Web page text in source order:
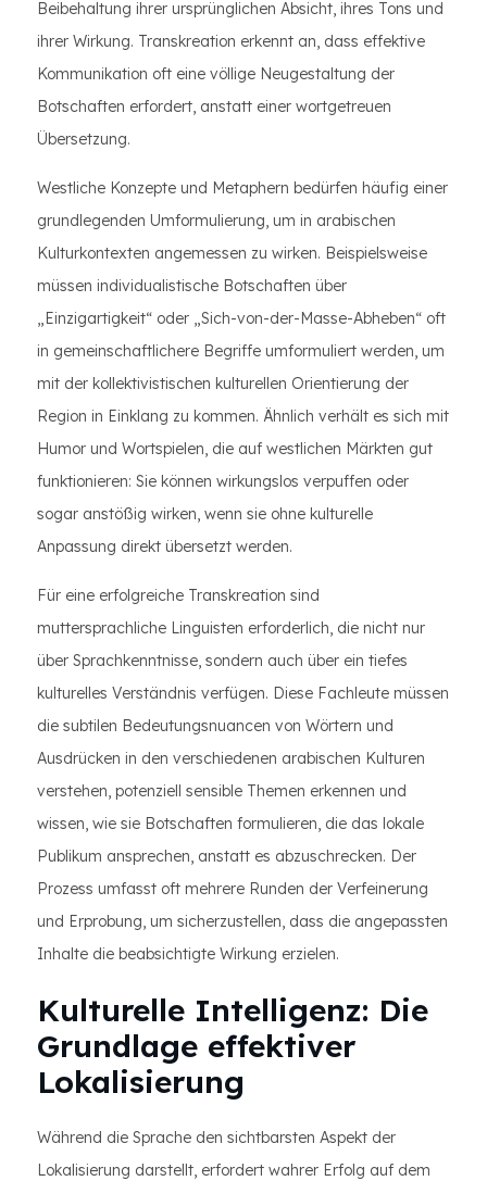
Beibehaltung ihrer ursprünglichen Absicht, ihres Tons und
ihrer Wirkung. Transkreation erkennt an, dass effektive
Kommunikation oft eine völlige Neugestaltung der
Botschaften erfordert, anstatt einer wortgetreuen
Übersetzung.
Westliche Konzepte und Metaphern bedürfen häufig einer
grundlegenden Umformulierung, um in arabischen
Kulturkontexten angemessen zu wirken. Beispielsweise
müssen individualistische Botschaften über
„Einzigartigkeit“ oder „Sich-von-der-Masse-Abheben“ oft
in gemeinschaftlichere Begriffe umformuliert werden, um
mit der kollektivistischen kulturellen Orientierung der
Region in Einklang zu kommen. Ähnlich verhält es sich mit
Humor und Wortspielen, die auf westlichen Märkten gut
funktionieren: Sie können wirkungslos verpuffen oder
sogar anstößig wirken, wenn sie ohne kulturelle
Anpassung direkt übersetzt werden.
Für eine erfolgreiche Transkreation sind
muttersprachliche Linguisten erforderlich, die nicht nur
über Sprachkenntnisse, sondern auch über ein tiefes
kulturelles Verständnis verfügen. Diese Fachleute müssen
die subtilen Bedeutungsnuancen von Wörtern und
Ausdrücken in den verschiedenen arabischen Kulturen
verstehen, potenziell sensible Themen erkennen und
wissen, wie sie Botschaften formulieren, die das lokale
Publikum ansprechen, anstatt es abzuschrecken. Der
Prozess umfasst oft mehrere Runden der Verfeinerung
und Erprobung, um sicherzustellen, dass die angepassten
Inhalte die beabsichtigte Wirkung erzielen.
Kulturelle Intelligenz: Die
Grundlage effektiver
Lokalisierung
Während die Sprache den sichtbarsten Aspekt der
Lokalisierung darstellt, erfordert wahrer Erfolg auf dem